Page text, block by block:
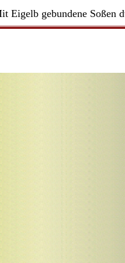
Eigelb gebundene Soßen